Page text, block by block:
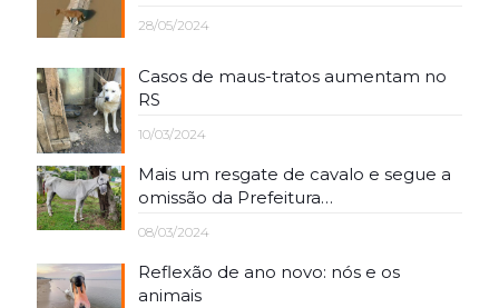
28/05/2024
Casos de maus-tratos aumentam no
RS
10/03/2024
Mais um resgate de cavalo e segue a
omissão da Prefeitura…
08/03/2024
Reflexão de ano novo: nós e os
animais